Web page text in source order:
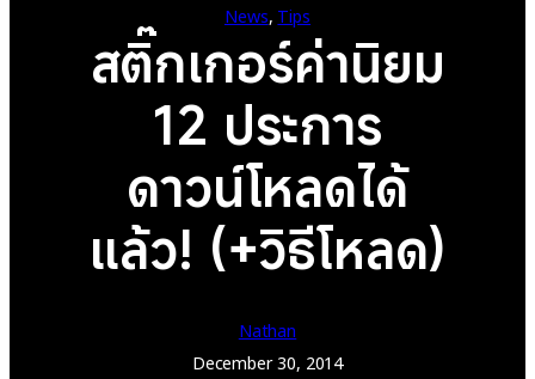
News, Tips
สติ๊กเกอร์ค่านิยม
12 ประการ
ดาวน์โหลดได้
แล้ว! (+วิธีโหลด)
Nathan
December 30, 2014